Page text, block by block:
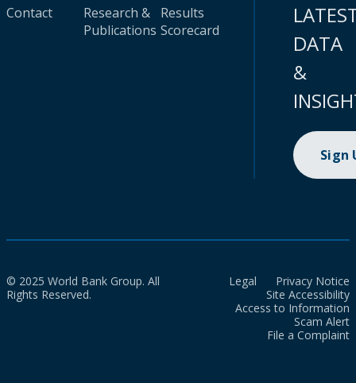
Contact
Research &
Publications
Results
Scorecard
DATA
&
Sign
© 2025 World Bank Group. All
Rights Reserved.
Legal
Privacy Notice
Site Accessibility
Access to Information
Scam Alert
File a Complaint